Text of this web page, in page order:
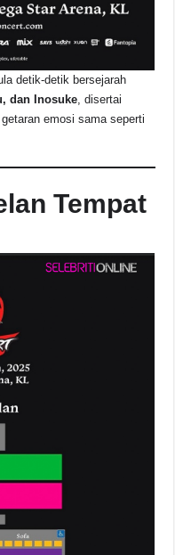
detik-detik bersejarah
dan Inosuke, disertai
emosi sama seperti
Tempat